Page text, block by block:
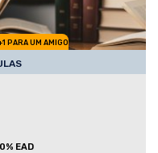
PARA UM AMIGO
EAD